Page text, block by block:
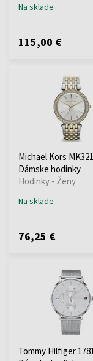
Na sklade
115,00 €
Michael Kors
Dámske hodinky
Hodinky - Ženy
Na sklade
76,25 €
Tommy Hilfiger